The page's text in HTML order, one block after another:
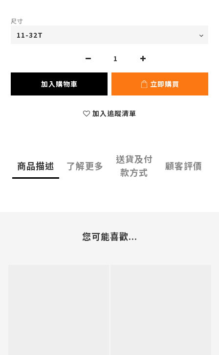
尺寸
加入購物車 立即購買
加入追蹤清單
商品描述 了解更多
送貨及付
款方式
顧客評價
您可能喜歡...